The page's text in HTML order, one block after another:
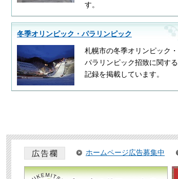
す。
冬季オリンピック・パラリンピック
札幌市の冬季オリンピック・
パラリンピック招致に関する
記録を掲載しています。
ホームページ広告募集中